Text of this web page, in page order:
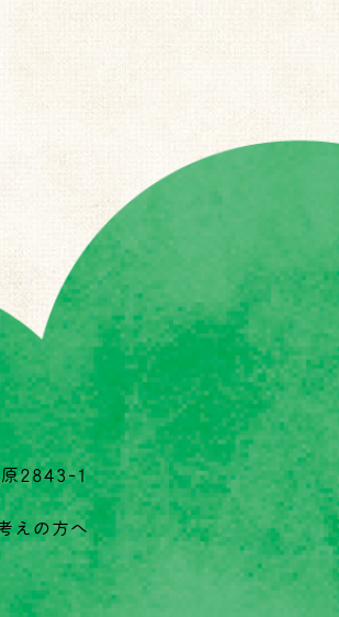
原2843-1
えの方へ